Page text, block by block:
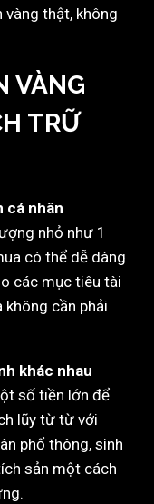
thật, không
VÀNG
TRỮ
cá nhân
nhỏ như 1
có thể dễ dàng
các mục tiêu tài
không cần phải
khác nhau
số tiền lớn để
lũy từ từ với
phổ thông, sinh
sản một cách